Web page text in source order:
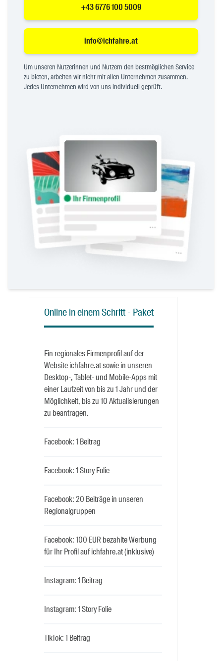
+43 6776 100 5009
info@ichfahre.at
Um unseren Nutzerinnen und Nutzern den bestmöglichen Service
zu bieten, arbeiten wir nicht mit allen Unternehmen zusammen.
Jedes Unternehmen wird von uns individuell geprüft.
Online in einem Schritt - Paket
Ein regionales Firmenprofil auf der
Website ichfahre.at sowie in unseren
Desktop-, Tablet- und Mobile-Apps mit
einer Laufzeit von bis zu 1 Jahr und der
Möglichkeit, bis zu 10 Aktualisierungen
zu beantragen.
Facebook: 1 Beitrag
Facebook: 1 Story Folie
Facebook: 20 Beiträge in unseren
Regionalgruppen
Facebook: 100 EUR bezahlte Werbung
für Ihr Profil auf ichfahre.at (inklusive)
Instagram: 1 Beitrag
Instagram: 1 Story Folie
TikTok: 1 Beitrag